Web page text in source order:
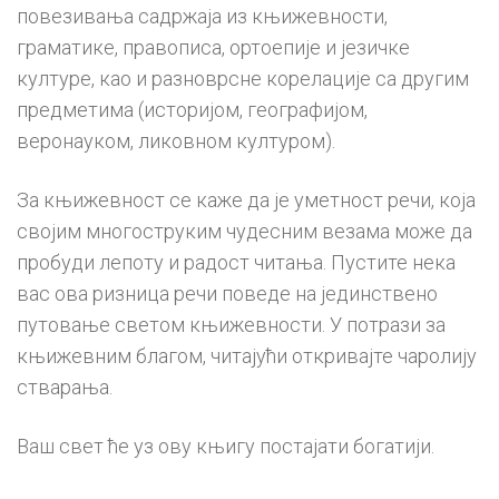
повезивања садржаја из књижевности,
граматике, правописа, ортоепије и језичке
културе, као и разноврсне корелације са другим
предметима (историјом, географијом,
веронауком, ликовном културом).
За књижевност се каже да је уметност речи, која
својим многоструким чудесним везама може да
пробуди лепоту и радост читања. Пустите нека
вас ова ризница речи поведе на jединствено
путовање светом књижевности. У потрази за
књижевним благом, читајући откривајте чаролију
стварања.
Ваш свет ће уз ову књигу постајати богатији.